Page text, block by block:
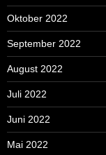
Oktober 2022
September 2022
August 2022
Juli 2022
Juni 2022
Mai 2022